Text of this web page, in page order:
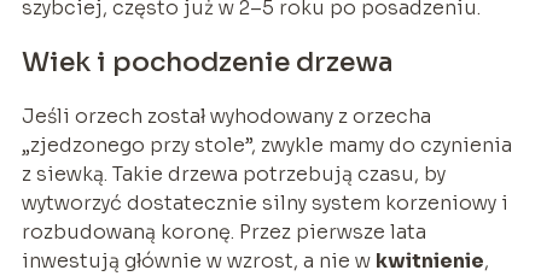
szybciej, często już w 2–5 roku po posadzeniu.
Wiek i pochodzenie drzewa
Jeśli orzech został wyhodowany z orzecha
„zjedzonego przy stole”, zwykle mamy do czynienia
z siewką. Takie drzewa potrzebują czasu, by
wytworzyć dostatecznie silny system korzeniowy i
rozbudowaną koronę. Przez pierwsze lata
inwestują głównie w wzrost, a nie w kwitnienie,